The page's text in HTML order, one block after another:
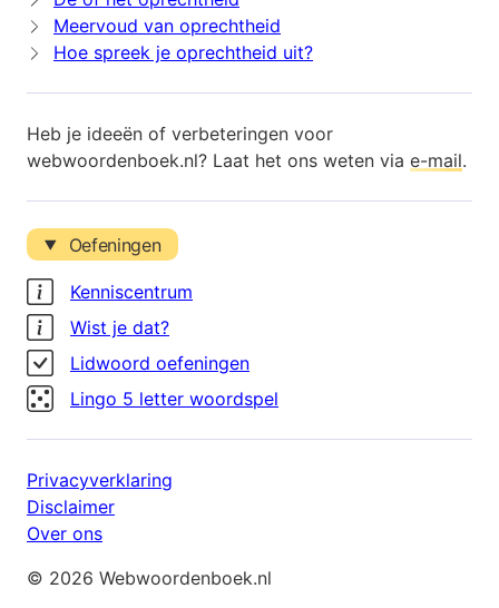
Meervoud van oprechtheid
Hoe spreek je oprechtheid uit?
Heb je ideeën of verbeteringen voor
webwoordenboek.nl? Laat het ons weten via e-mail.
Oefeningen
Kenniscentrum
Wist je dat?
Lidwoord oefeningen
Lingo 5 letter woordspel
Privacyverklaring
Disclaimer
Over ons
© 2026 Webwoordenboek.nl